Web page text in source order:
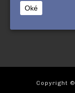
Copyright ©
Oké